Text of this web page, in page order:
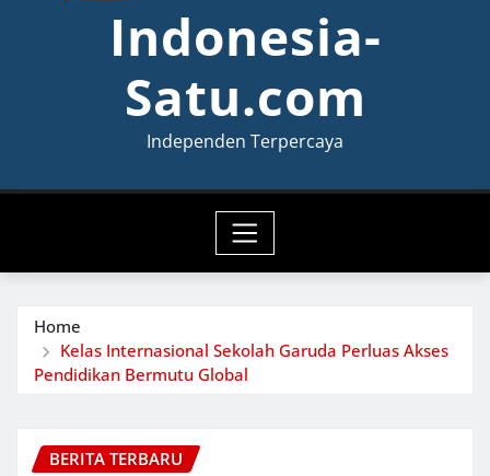
Indonesia-
Satu.com
Independen Terpercaya
Home
Kelas Internasional Sekolah Garuda Perluas Akses
Pendidikan Bermutu Global
BERITA TERBARU